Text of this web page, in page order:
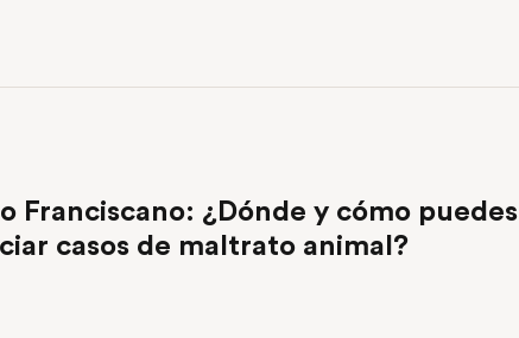
Franciscano: ¿Dónde y cómo puedes
casos de maltrato animal?